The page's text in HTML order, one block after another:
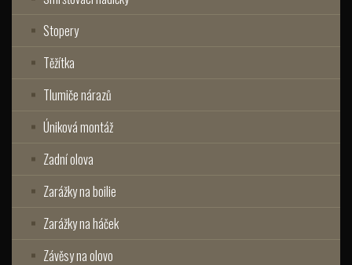
Stopery
Těžítka
Tlumiče nárazů
Úniková montáž
Zadní olova
Zarážky na boilie
Zarážky na háček
Závěsy na olovo